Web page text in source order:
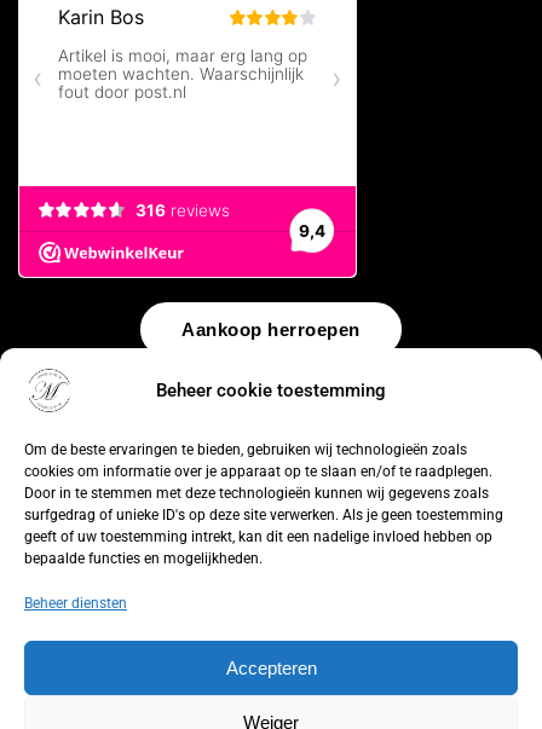
Beheer cookie toestemming
Om de beste ervaringen te bieden, gebruiken wij technologieën zoals
cookies om informatie over je apparaat op te slaan en/of te raadplegen.
Door in te stemmen met deze technologieën kunnen wij gegevens zoals
surfgedrag of unieke ID's op deze site verwerken. Als je geen toestemming
geeft of uw toestemming intrekt, kan dit een nadelige invloed hebben op
bepaalde functies en mogelijkheden.
Beheer diensten
Accepteren
Weiger
Aankoop herroepen
© 2026 by WebUnlimited–Algemene voorwaarden